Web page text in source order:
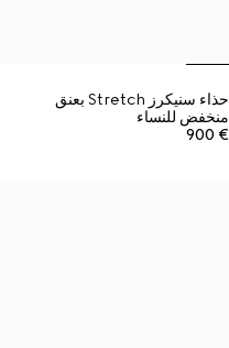
حذاء سنيكرز Stretch بعنق
منخفض للنساء
€ 900